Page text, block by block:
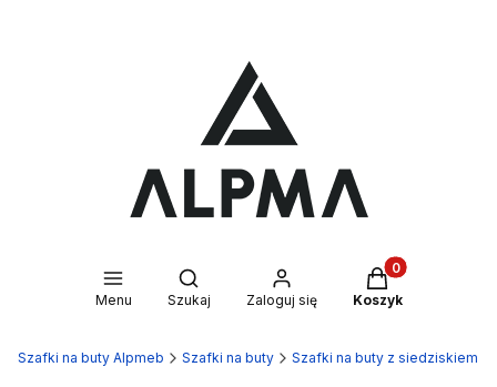
Menu
Otwórz wyszukiwarkę
Szukaj Zaloguj się
Produkty w
Koszyk
Szafki na buty Alpmeb Szafki na buty Szafki na buty z siedziskiem